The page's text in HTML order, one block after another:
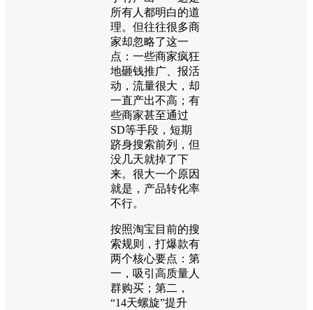
所有人都明白的道
理。但往往很多商
家却忽略了这一
点：一些商家疯狂
地砸钱推广、报活
动，流量很大，却
一直产出不高；有
些商家甚至通过
SD等手段，短期
跻身搜索前列，但
没几天就掉了下
来。很大一个原因
就是，产品转化率
不行。
按照淘宝目前的搜
索规则，打爆款有
两个核心要点：第
一，吸引高质量人
群购买；第二，
“14天螺旋”提升